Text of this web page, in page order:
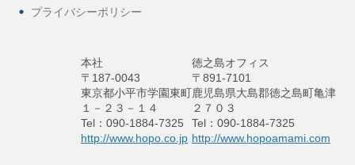
プライバシーポリシー
本社
〒187-0043
東京都小平市学園東町
１－２３－１４
Tel：090-1884-7325
http://www.hopo.co.jp
徳之島オフィス
〒891-7101
鹿児島県大島郡徳之島町亀津
２７０３
Tel：090-1884-7325
http://www.hopoamami.com